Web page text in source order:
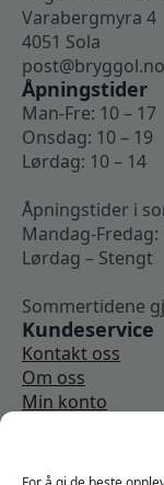
Varabergmyra 4
4051 Sola
post@bryggol.no
Åpningstider
Man-Fre: 10 – 17
Onsdag: 10 – 19
Lørdag: 10 – 14
Åpningstider i
Mandag-Fredag:
Lørdag – Stengt
Sommertidene
Kundeservice
Kontakt oss
Om oss
Min konto
Vi er sosiale